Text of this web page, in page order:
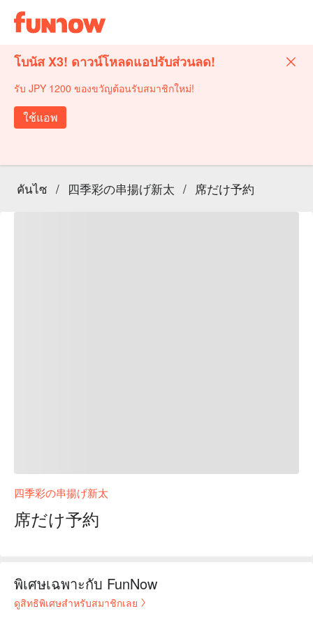
โบนัส X3! ดาวน์โหลดแอปรับส่วนลด!
รับ JPY 1200 ของขวัญต้อนรับสมาชิกใหม่!
ใช้แอพ
คันไซ / 四季彩の串揚げ新太 / 席だけ予約
四季彩の串揚げ新太
席だけ予約
พิเศษเฉพาะกับ FunNow
ดูสิทธิพิเศษสำหรับสมาชิกเลย